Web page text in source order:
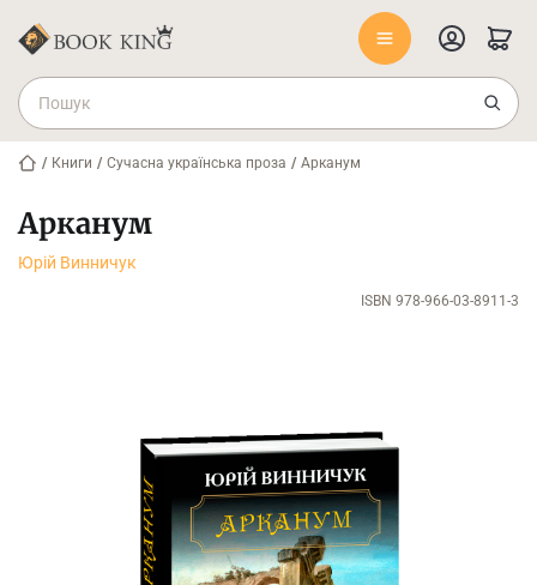
/ Книги / Сучасна українська проза / Арканум
Арканум
Юрій Винничук
ISBN 978-966-03-8911-3